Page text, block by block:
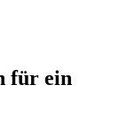
für ein